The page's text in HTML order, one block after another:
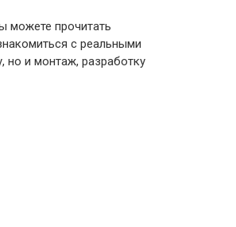
можете прочитать
с реальными
но и монтаж, разработку